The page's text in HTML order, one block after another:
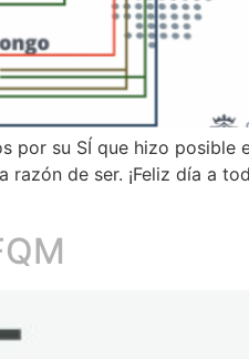
por su SÍ que hizo posible
de ser. ¡Feliz día a